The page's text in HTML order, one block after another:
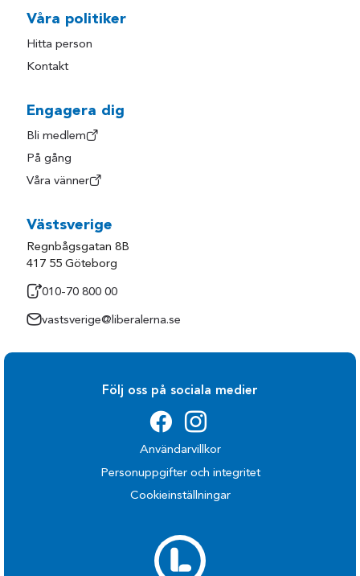
Våra politiker
Hitta person
Kontakt
Engagera dig
Bli medlem
På gång
Våra vänner
Västsverige
Regnbågsgatan 8B
417 55 Göteborg
010-70 800 00
vastsverige@liberalerna.se
Följ oss på sociala medier
Användarvillkor
Personuppgifter och integritet
Cookieinställningar